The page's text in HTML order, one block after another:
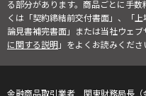
る部分があります。商品ごとに手
くは「契約締結前交付書面」、「
論見書補完書面」または当社ウェ
に関する説明」をよくお読みくださ
金融商品取引業者 関東財務局長（